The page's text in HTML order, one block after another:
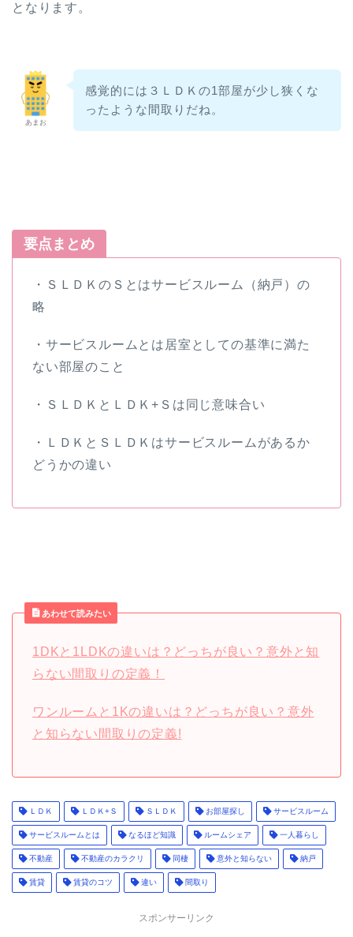
となります。
あまお
感覚的には３ＬＤＫの1部屋が少し狭くな
ったような間取りだね。
要点まとめ
・ＳＬＤＫのＳとはサービスルーム（納戸）の
略
・サービスルームとは居室としての基準に満た
ない部屋のこと
・ＳＬＤＫとＬＤＫ+Ｓは同じ意味合い
・ＬＤＫとＳＬＤＫはサービスルームがあるか
どうかの違い
あわせて読みたい
1DKと1LDKの違いは？どっちが良い？意外と知
らない間取りの定義！
ワンルームと1Kの違いは？どっちが良い？意外
と知らない間取りの定義!
ＬＤＫ ＬＤＫ+Ｓ ＳＬＤＫ お部屋探し サービスルーム
サービスルームとは なるほど知識 ルームシェア 一人暮らし
不動産 不動産のカラクリ 同棲 意外と知らない 納戸
賃貸 賃貸のコツ 違い 間取り
スポンサーリンク